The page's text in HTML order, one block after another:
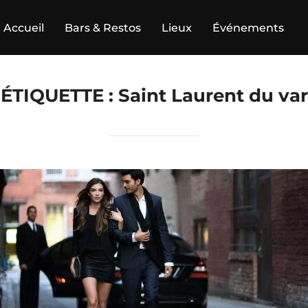
Accueil Bars & Restos Lieux Événements
ÉTIQUETTE : Saint Laurent du var